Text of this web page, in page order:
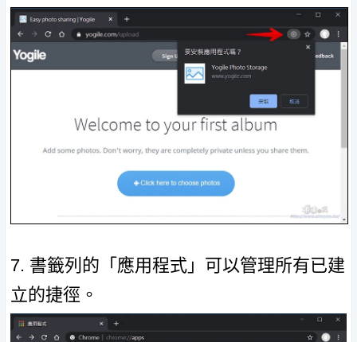
7. 書籤列的「應用程式」可以管理所有已建
立的捷徑。